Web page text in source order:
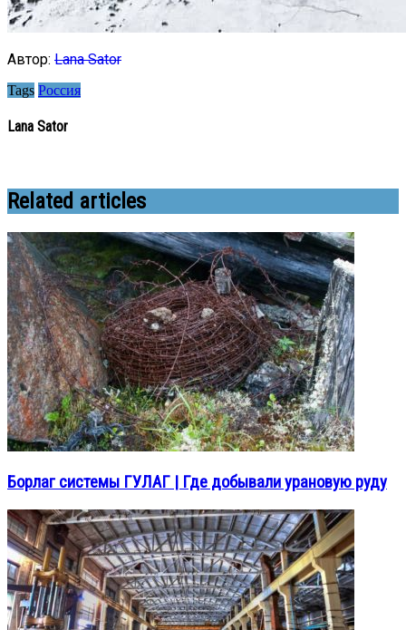
Автор: Lana Sator
Tags Россия
Lana Sator
Related articles
Борлаг системы ГУЛАГ | Где добывали урановую руду